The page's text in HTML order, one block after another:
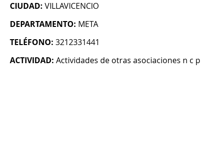
CIUDAD: VILLAVICENCIO
DEPARTAMENTO: META
TELÉFONO: 3212331441
ACTIVIDAD: Actividades de otras asociaciones n c p